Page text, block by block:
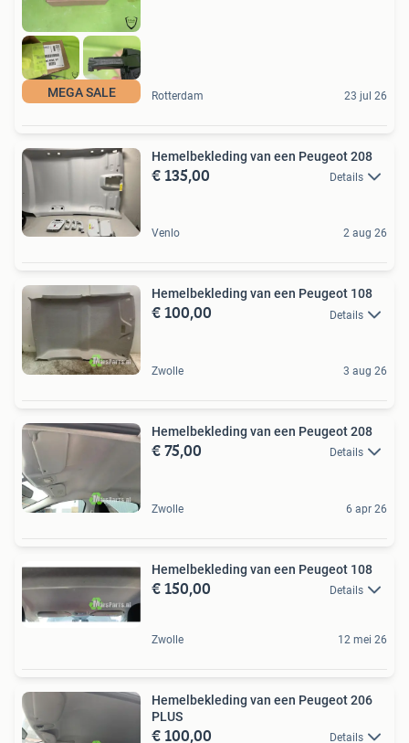
MEGA SALE Rotterdam 23 jul 26
Hemelbekleding van een Peugeot 208
€ 135,00 Details
Venlo 2 aug 26
Hemelbekleding van een Peugeot 108
€ 100,00 Details
Zwolle 3 aug 26
Hemelbekleding van een Peugeot 208
€ 75,00 Details
Zwolle 6 apr 26
Hemelbekleding van een Peugeot 108
€ 150,00 Details
Zwolle 12 mei 26
Hemelbekleding van een Peugeot 206
PLUS
€ 100,00 Details